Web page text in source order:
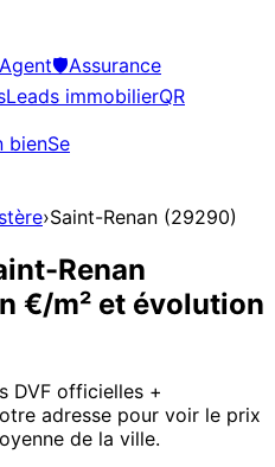
Agent🛡️Assurance
Leads immobilierQR
bienSe
›Saint-Renan (29290)
Renan
€/m² et évolution
DVF officielles +
adresse pour voir le prix
de la ville.